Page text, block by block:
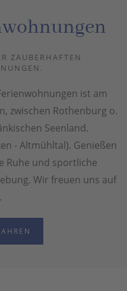
ZAUBERHAFTEN
ist am
zwischen Rothenburg o.
Seenland.
- Altmühltal). Genießen
Ruhe und sportliche
Wir freuen uns auf